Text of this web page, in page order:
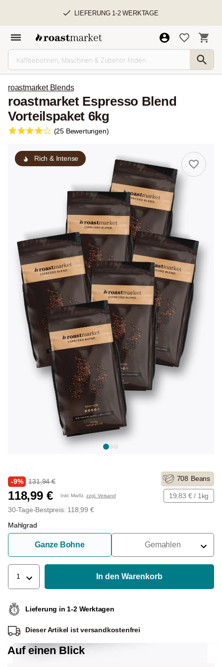
LIEFERUNG 1-2 WERKTAGE
roastmarket Blends
roastmarket Espresso Blend
Vorteilspaket 6kg
(25 Bewertungen)
Rich & Intense
-9% 131,94 €
118,99 € Inkl. MwSt. zzgl. Versand
30-Tage-Bestpreis: 118,99 €
708 Beans
19,83 € / 1kg
Mahlgrad
Ganze Bohne Gemahlen
Für Siebträger
1 In den Warenkorb
Lieferung in 1-2 Werktagen
Dieser Artikel istversandkostenfrei
Auf einen Blick